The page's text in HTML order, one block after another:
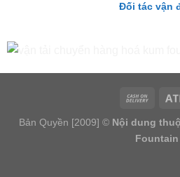
Đối tác vận
Bản Quyền [2009] © Nội dung
Fountain